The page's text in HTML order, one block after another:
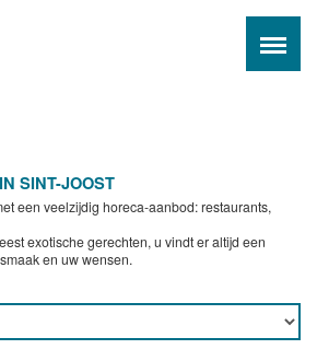
SINT-JOOST
een veelzijdig horeca-aanbod: restaurants,
exotische gerechten, u vindt er altijd een
en uw wensen.